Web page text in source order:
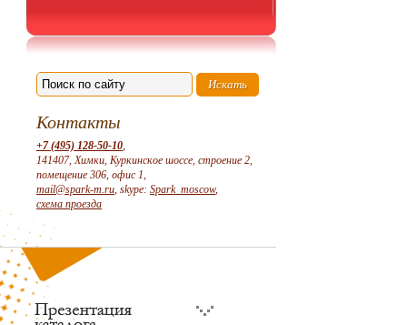
Контакты
+7 (495) 128-50-10,
141407, Химки, Куркинское шоссе, строение 2,
помещение 306, офис 1,
mail@spark-m.ru, skype: Spark_moscow,
схема проезда